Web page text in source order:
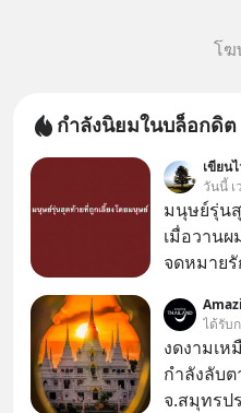
โ
กำลังนิยมในบล็อกดิต
เขียน
วันนี้
มนุษย์รุ่น
เมื่อวานผ
จดหมายรักถึงอา
ป๊าผมเห็น
เดือนก่อนและ
อากงก็มา
มีเรื่องรา
ได้รับ
งดงามเ
กำลังลับต
จ.สมุทรป